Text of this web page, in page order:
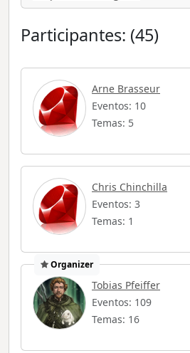
Participantes: (45)
Arne Brasseur
Eventos: 10
Temas: 5
Chris Chinchilla
Eventos: 3
Temas: 1
Organizer
Tobias Pfeiffer
Eventos: 109
Temas: 16